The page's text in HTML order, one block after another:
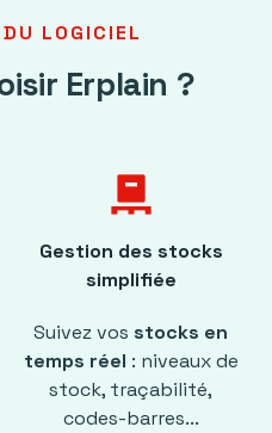
LOGICIEL
Erplain ?
pallet
Gestion des stocks
simplifiée
Suivez vos stocks en
temps réel : niveaux de
stock, traçabilité,
codes-barres...